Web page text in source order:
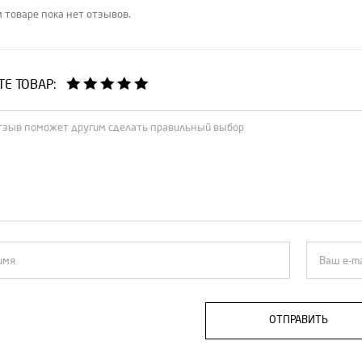
пока нет отзывов.
ТОВАР:
ОТПРАВИТЬ